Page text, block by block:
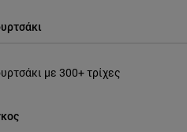
με 300+ τρίχες